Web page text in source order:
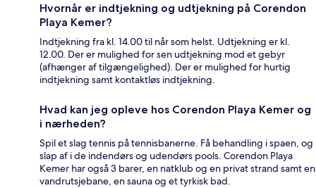
Hvornår er indtjekning og udtjekning på Corendon
Playa Kemer?
Indtjekning fra kl. 14.00 til når som helst. Udtjekning er kl.
12.00. Der er mulighed for sen udtjekning mod et gebyr
(afhænger af tilgængelighed). Der er mulighed for hurtig
indtjekning samt kontaktløs indtjekning.
Hvad kan jeg opleve hos Corendon Playa Kemer og
i nærheden?
Spil et slag tennis på tennisbanerne. Få behandling i spaen, og
slap af i de indendørs og udendørs pools. Corendon Playa
Kemer har også 3 barer, en natklub og en privat strand samt en
vandrutsjebane, en sauna og et tyrkisk bad.